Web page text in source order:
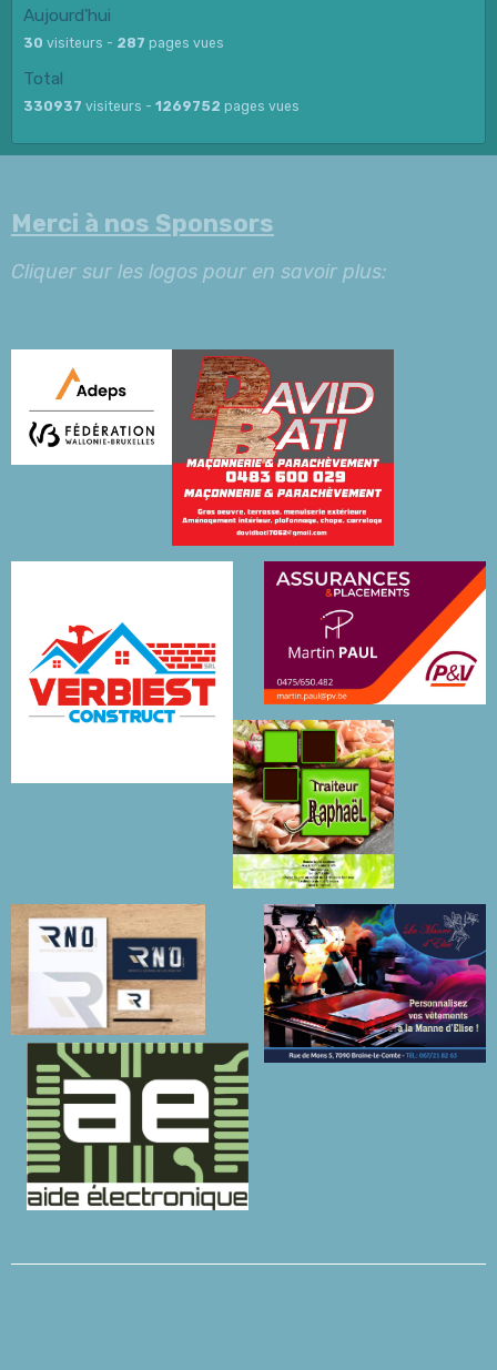
Aujourd'hui
30 visiteurs - 287 pages vues
Total
330937 visiteurs - 1269752 pages vues
Merci à nos Sponsors
Cliquer sur les logos pour en savoir plus: